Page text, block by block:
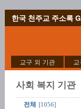
한국 천주교 주소록
교구 외 기관
사회 복지 기관
전체
[1056]